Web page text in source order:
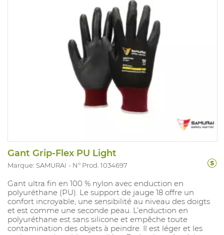
Gant Grip-Flex PU Light
Marque: SAMURAI N° Prod. 1034697
Gant ultra fin en 100 % nylon avec enduction en
polyuréthane (PU). Le support de jauge 18 offre un
confort incroyable, une sensibilité au niveau des doigts
et est comme une seconde peau. L’enduction en
polyuréthane est sans silicone et empêche toute
contamination des objets à peindre. Il est léger et les